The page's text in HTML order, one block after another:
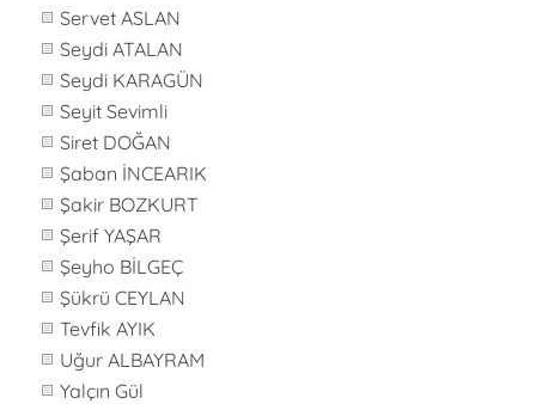
Servet ASLAN
Seydi ATALAN
Seydi KARAGÜN
Seyit Sevimli
Siret DOĞAN
Şaban İNCEARIK
Şakir BOZKURT
Şerif YAŞAR
Şeyho BİLGEÇ
Şükrü CEYLAN
Tevfik AYIK
Uğur ALBAYRAM
Yalçın Gül